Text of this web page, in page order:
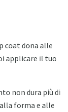
coat dona alle
applicare il tuo
non dura più di
forma e alle